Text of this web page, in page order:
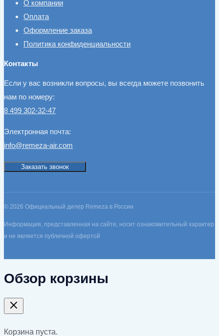
О компании
Оплата
Оформление заказа
Политика конфиденциальности
Контакты
Если у вас возникли вопросы, вы всегда можете позвонить
нам по номеру:
8 499 302-32-47
Электронная почта:
info@remeza-air.com
Заказать звонок
© 2026 Официальный дилер Remeza в России
Информация, представленная на сайте, носит ознакомительный характер
и не является публичной офертой
Обзор корзины
Корзина пуста.